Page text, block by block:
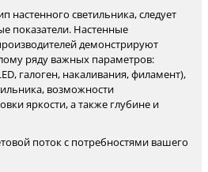
настенного светильника, следует
показатели. Настенные
демонстрируют
ряду важных параметров:
галоген, накаливания, филамент),
возможности
яркости, а также глубине и
поток с потребностями вашего